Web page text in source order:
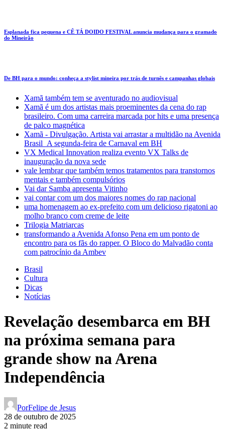
Esplanada fica pequena e CÊ TÁ DOIDO FESTIVAL anuncia mudança para o gramado
do Mineirão
De BH para o mundo: conheça a stylist mineira por trás de turnês e campanhas globais
Xamã também tem se aventurado no audiovisual
Xamã é um dos artistas mais proeminentes da cena do rap
brasileiro. Com uma carreira marcada por hits e uma presença
de palco magnética
Xamã - Divulgação. Artista vai arrastar a multidão na Avenida
Brasil A segunda-feira de Carnaval em BH
VX Medical Innovation realiza evento VX Talks de
inauguração da nova sede
vale lembrar que também temos tratamentos para transtornos
mentais e também compulsórios
Vai dar Samba apresenta Vitinho
vai contar com um dos maiores nomes do rap nacional
uma homenagem ao ex-prefeito com um delicioso rigatoni ao
molho branco com creme de leite
Trilogia Matriarcas
transformando a Avenida Afonso Pena em um ponto de
encontro para os fãs do rapper. O Bloco do Malvadão conta
com patrocínio da Ambev
Brasil
Cultura
Dicas
Notícias
Revelação desembarca em BH
na próxima semana para
grande show na Arena
Independência
PorFelipe de Jesus
28 de outubro de 2025
2 minute read